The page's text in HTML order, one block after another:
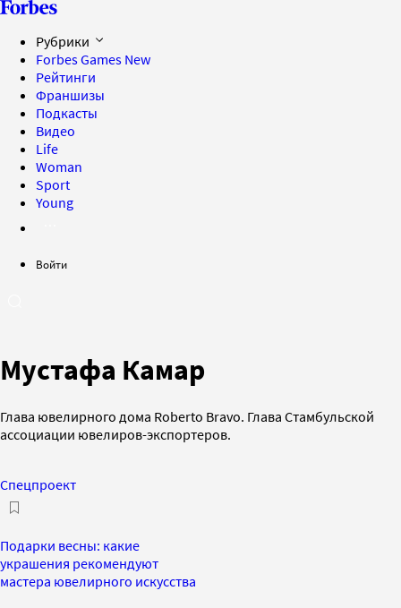
Рубрики
Forbes Games New
Рейтинги
Франшизы
Подкасты
Видео
Life
Woman
Sport
Young
Войти
Мустафа Камар
Глава ювелирного дома Roberto Bravo. Глава Стамбульской
ассоциации ювелиров-экспортеров.
Спецпроект
Подарки весны: какие
украшения рекомендуют
мастера ювелирного искусства